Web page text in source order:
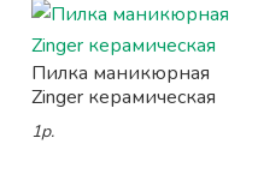
Пилка маникюрная
Zinger керамическая
1р.